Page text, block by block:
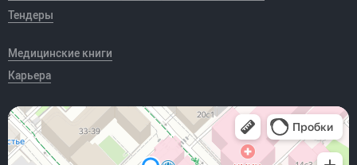
Тендеры
Медицинские книги
Карьера